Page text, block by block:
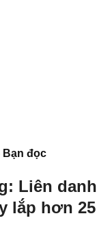
Bạn đọc
Liên
lắp hơn